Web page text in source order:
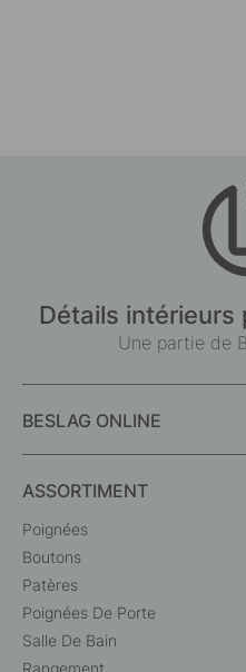
Détails
Une partie de
BESLAG ONLINE
ASSORTIMENT
Poignées
Boutons
Patères
Poignées De Porte
Salle De Bain
Rangement